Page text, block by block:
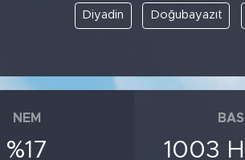
Diyadin Doğubayazıt
NEM
%17 1003